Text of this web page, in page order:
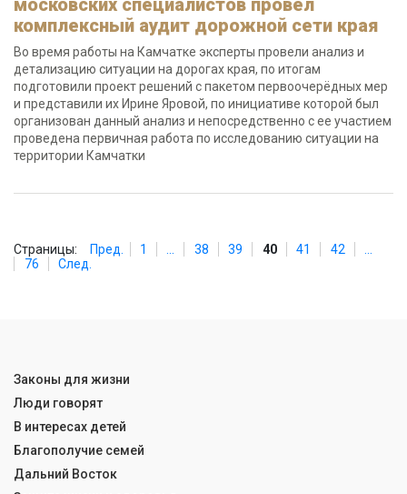
московских специалистов провел
комплексный аудит дорожной сети края
Во время работы на Камчатке эксперты провели анализ и
детализацию ситуации на дорогах края, по итогам
подготовили проект решений с пакетом первоочерёдных мер
и представили их Ирине Яровой, по инициативе которой был
организован данный анализ и непосредственно с ее участием
проведена первичная работа по исследованию ситуации на
территории Камчатки
Страницы: Пред. 1 38 39 40 41 42
76
След.
Законы для жизни
Люди говорят
В интересах детей
Благополучие семей
Дальний Восток